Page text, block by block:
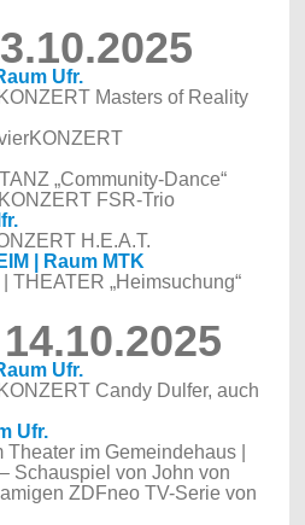
Ufr.
Masters of Reality
„Community-Dance“
FSR-Trio
H.E.A.T.
| Raum MTK
THEATER „Heimsuchung“
Ufr.
Candy Dulfer, auch
Ufr.
im Gemeindehaus |
Schauspiel von John von
ZDFneo TV-Serie von